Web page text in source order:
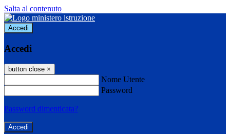
Salta al contenuto
Accedi
Accedi
button close ×
Nome Utente
Password
Password dimenticata?